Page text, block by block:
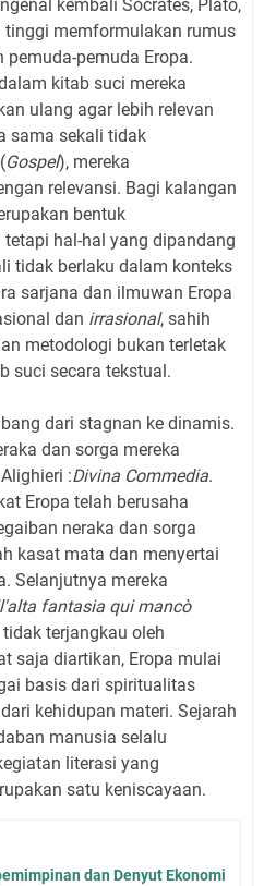
kembali Socrates, Plato,
tinggi memformulakan rumus
pemuda Eropa.
kitab suci mereka
ulang agar lebih relevan
sama sekali tidak
Gospel), mereka
relevansi. Bagi kalangan
bentuk
hal-hal yang dipandang
tidak berlaku dalam konteks
sarjana dan ilmuwan Eropa
dan irrasional, sahih
metodologi bukan terletak
suci secara tekstual.
dari stagnan ke dinamis.
dan sorga mereka
:Divina Commedia.
Eropa telah berusaha
neraka dan sorga
kasat mata dan menyertai
Selanjutnya mereka
fantasia qui mancò
terjangkau oleh
saja diartikan, Eropa mulai
basis dari spiritualitas
kehidupan materi. Sejarah
manusia selalu
literasi yang
satu keniscayaan.
dan Denyut Ekonomi